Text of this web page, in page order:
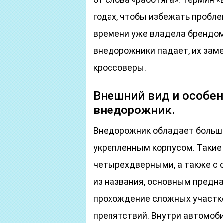
годах, чтобы избежать
времени уже владела
внедорожники падает, их
кроссоверы.
Внешний вид и
внедорожник.
Внедорожник обладает
укрепленным корпусом.
четырехдверными, а также с
из названия, основным
прохождение сложных
препятствий. Внутри